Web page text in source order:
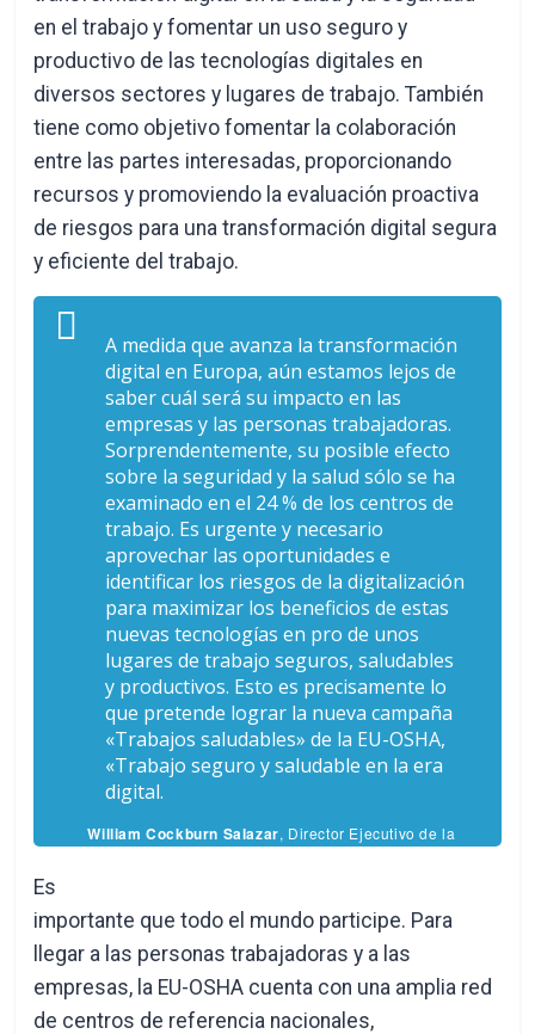
en el trabajo y fomentar un uso seguro y
productivo de las tecnologías digitales en
diversos sectores y lugares de trabajo. También
tiene como objetivo fomentar la colaboración
entre las partes interesadas, proporcionando
recursos y promoviendo la evaluación proactiva
de riesgos para una transformación digital segura
y eficiente del trabajo.
A medida que avanza la transformación
digital en Europa, aún estamos lejos de
saber cuál será su impacto en las
empresas y las personas trabajadoras.
Sorprendentemente, su posible efecto
sobre la seguridad y la salud sólo se ha
examinado en el 24 % de los centros de
trabajo. Es urgente y necesario
aprovechar las oportunidades e
identificar los riesgos de la digitalización
para maximizar los beneficios de estas
nuevas tecnologías en pro de unos
lugares de trabajo seguros, saludables
y productivos. Esto es precisamente lo
que pretende lograr la nueva campaña
«Trabajos saludables» de la EU-OSHA,
«Trabajo seguro y saludable en la era
digital.
William Cockburn Salazar, Director Ejecutivo de la
Es
importante que todo el mundo participe. Para
llegar a las personas trabajadoras y a las
empresas, la EU-OSHA cuenta con una amplia red
de centros de referencia nacionales,